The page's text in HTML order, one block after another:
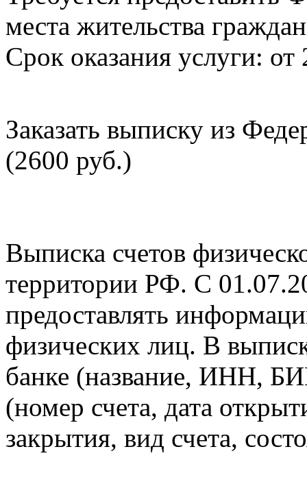
места жительства
Срок оказания услуги: от
Заказать выписку из
(2600 руб.)
Выписка счетов
территории РФ. С
предоставлять
физических лиц. В
банке (название, ИНН,
(номер счета, дата
закрытия, вид счета,